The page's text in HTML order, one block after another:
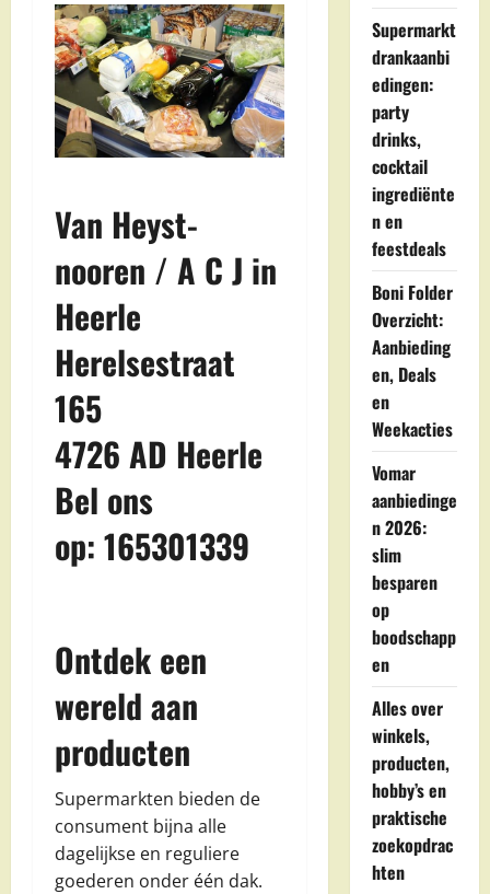
Van Heyst-
nooren / A C J in
Heerle
Herelsestraat
165
4726 AD Heerle
Bel ons
op: 165301339
Ontdek een
wereld aan
producten
Supermarkten bieden de
consument bijna alle
dagelijkse en reguliere
goederen onder één dak.
Supermarkt
drankaanbi
edingen:
party
drinks,
cocktail
ingrediënte
n en
feestdeals
Boni Folder
Overzicht:
Aanbieding
en, Deals
en
Weekacties
Vomar
aanbiedinge
n 2026:
slim
besparen
op
boodschapp
en
Alles over
winkels,
producten,
hobby’s en
praktische
zoekopdrac
hten